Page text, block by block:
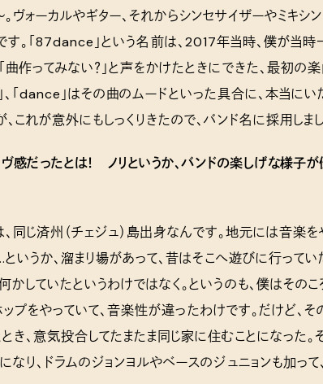
ヴォーカルやギター、それからシンセサイザーやミキシ
す。「87dance」という名前は、2017年当時、僕が当
作ってみない？」と声をかけたときにできた、最初の楽
、「dance」はその曲のムードといった具合に、本当にい
これが意外にもしっくりきたので、バンド名に採用しまし
感だったとは！ ノリというか、バンドの楽しげな様子
同じ済州（チェジュ）島出身なんです。地元には音楽を
いうか、溜まり場があって、昔はそこへ遊びに行ってい
していたというわけではなく。というのも、僕はそのこ
プをやっていて、音楽性が違ったわけです。だけど、
き、意気投合してたまたま同じ家に住むことになった。
り、ドラムのジョンヨルやベースのジュニョンも加って